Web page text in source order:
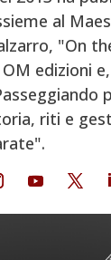
al
"On
edizioni
riti e